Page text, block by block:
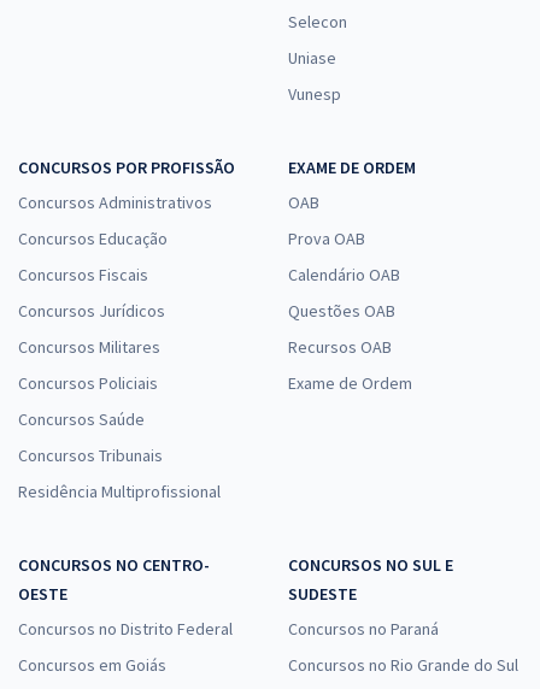
Selecon
Uniase
Vunesp
CONCURSOS POR PROFISSÃO
Concursos Administrativos
Concursos Educação
Concursos Fiscais
Concursos Jurídicos
Concursos Militares
Concursos Policiais
Concursos Saúde
Concursos Tribunais
Residência Multiprofissional
EXAME DE ORDEM
OAB
Prova OAB
Calendário OAB
Questões OAB
Recursos OAB
Exame de Ordem
CONCURSOS NO CENTRO-
OESTE
Concursos no Distrito Federal
Concursos em Goiás
CONCURSOS NO SUL E
SUDESTE
Concursos no Paraná
Concursos no Rio Grande do Sul